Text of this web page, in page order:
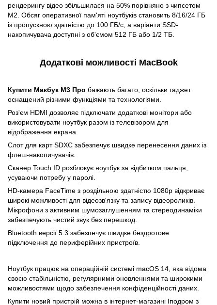
рендерингу відео збільшилася на 50% порівняно з чипсетом
M2. Обсяг оперативної пам'яті ноутбуків становить 8/16/24 ГБ
із пропускною здатністю до 100 ГБ/с, а варіанти SSD-
накопичувача доступні з об'ємом 512 ГБ або 1/2 ТБ.
Додаткові можливості MacBook
Купити Макбук М3 Про бажають багато, оскільки гаджет
оснащений різними функціями та технологіями.
Роз'єм HDMI дозволяє підключати додаткові монітори або
використовувати ноутбук разом із телевізором для
відображення екрана.
Слот для карт SDXC забезпечує швидке перенесення даних із
флеш-накопичувачів.
Сканер Touch ID розблокує ноутбук за відбитком пальця,
усуваючи потребу у паролі.
HD-камера FaceTime з роздільною здатністю 1080p відкриває
широкі можливості для відеозв'язку та запису відеороликів.
Мікрофони з активним шумозаглушенням та стереодинаміки
забезпечують чистий звук без перешкод.
Bluetooth версії 5.3 забезпечує швидке бездротове
підключення до периферійних пристроїв.
Ноутбук працює на операційній системі macOS 14, яка відома
своєю стабільністю, регулярними оновленнями та широкими
можливостями щодо забезпечення конфіденційності даних.
Купити новий пристрій можна в інтернет-магазині Іподром з